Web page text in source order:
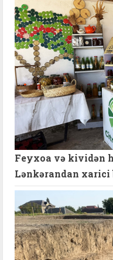
Feyxoa və kividən
Lənkərandan